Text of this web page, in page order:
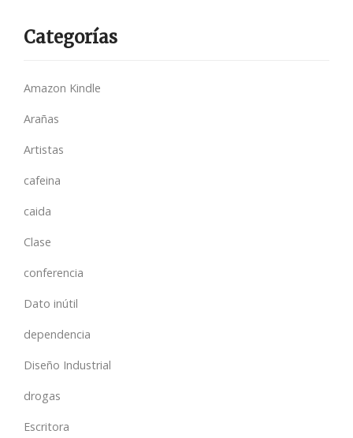
Categorías
Amazon Kindle
Arañas
Artistas
cafeina
caida
Clase
conferencia
Dato inútil
dependencia
Diseño Industrial
drogas
Escritora